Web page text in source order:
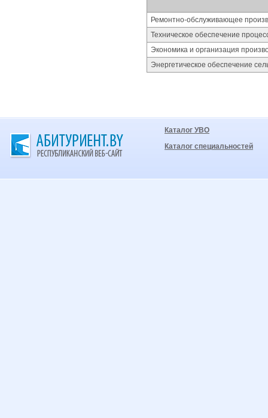
Ремонтно-обслуживающее
Техническое обеспечение
Экономика и организация
Энергетическое обеспечение
Каталог УВО
Каталог специальностей